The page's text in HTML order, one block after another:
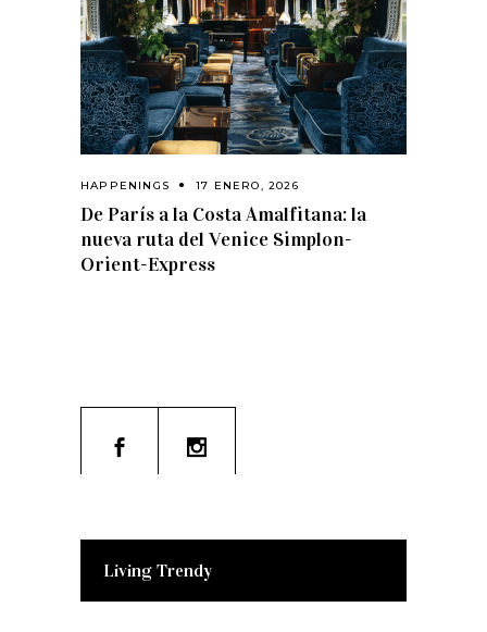
HAPPENINGS 17 ENERO, 2026
De París a la Costa Amalfitana: la
nueva ruta del Venice Simplon-
Orient-Express
Living Trendy